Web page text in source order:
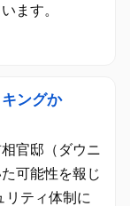
ます。
ングか
官邸（ダウニ
可能性を報じ
リティ体制に